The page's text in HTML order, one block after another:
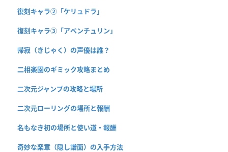
復刻キャラ②「ケリュドラ」
復刻キャラ③「アベンチュリン」
帰寂（きじゃく）の声優は誰？
二相楽園のギミック攻略まとめ
二次元ジャンプの攻略と場所
二次元ローリングの場所と報酬
名もなき初の場所と使い道・報酬
奇妙な楽章（隠し譜面）の入手方法